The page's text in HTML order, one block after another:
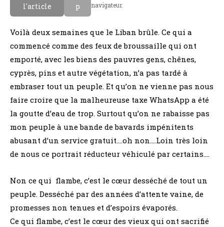
l'article
p
navigateur.
Voilà deux semaines que le Liban brûle. Ce qui a
commencé comme des feux de broussaille qui ont
emporté, avec les biens des pauvres gens, chênes,
cyprès, pins et autre végétation, n’a pas tardé à
embraser tout un peuple. Et qu’on ne vienne pas nous
faire croire que la malheureuse taxe WhatsApp a été
la goutte d’eau de trop. Surtout qu’on ne rabaisse pas
mon peuple à une bande de bavards impénitents
abusant d’un service gratuit….oh non….Loin très loin
de nous ce portrait réducteur véhiculé par certains….
Non ce qui flambe, c’est le cœur desséché de tout un
peuple. Desséché par des années d’attente vaine, de
promesses non tenues et d’espoirs évaporés.
Ce qui flambe, c’est le cœur des vieux qui ont sacrifié